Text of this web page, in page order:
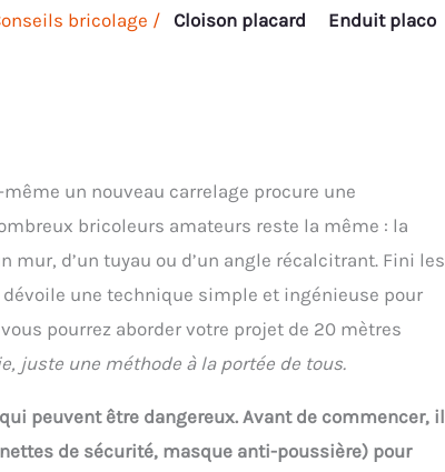
bricolage / Cloison placard
Enduit placo
un nouveau carrelage procure une
bricoleurs amateurs reste la même : la
d’un tuyau ou d’un angle récalcitrant. Fini les
une technique simple et ingénieuse pour
pourrez aborder votre projet de 20 mètres
juste une méthode à la portée de tous.
peuvent être dangereux. Avant de commencer, il
de sécurité, masque anti-poussière) pour